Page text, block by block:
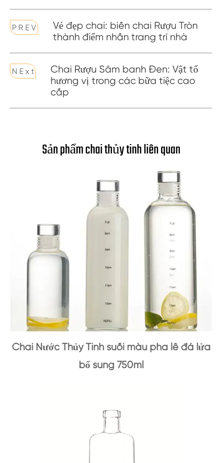
P R E V
Vẻ đẹp chai: biến chai Rượu Tròn
thành điểm nhấn trang trí nhà
N E x t
Chai Rượu Sâm banh Đen: Vật tổ
hương vị trong các bữa tiệc cao
cấp
Sản phẩm chai thủy tinh liên quan
Chai Nước Thủy Tinh suối màu pha lê đá lửa
bổ sung 750ml